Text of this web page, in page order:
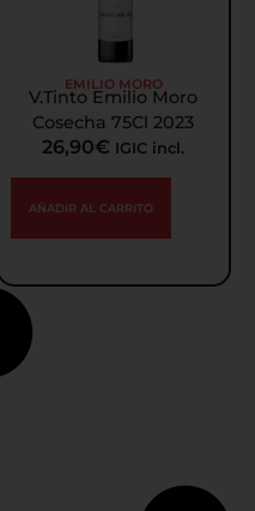
EMILIO MORO
V.Tinto Emilio Moro
Cosecha 75Cl 2023
26,90€ IGIC incl.
AÑADIR AL CARRITO